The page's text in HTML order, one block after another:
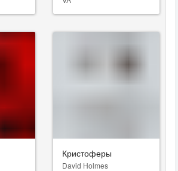
Кристоферы
David Holmes